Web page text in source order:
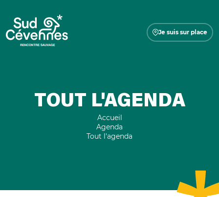
Je suis sur place
TOUT L'AGENDA
Accueil
Agenda
Tout l'agenda